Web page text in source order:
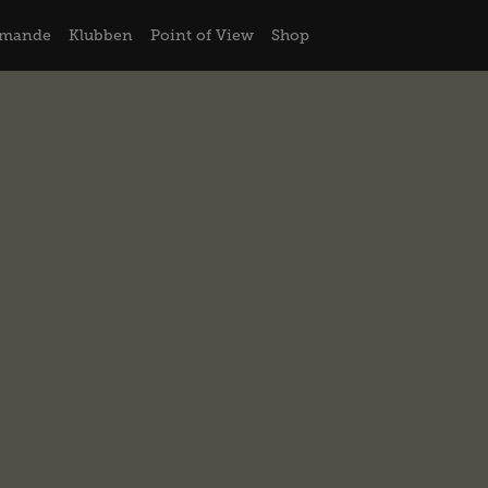
Klubben Point of View Shop